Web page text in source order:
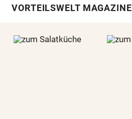
VORTEILSWELT MAGAZINE